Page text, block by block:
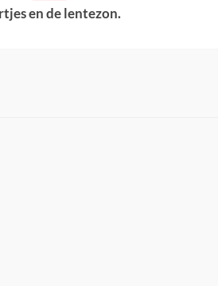
en de lentezon.